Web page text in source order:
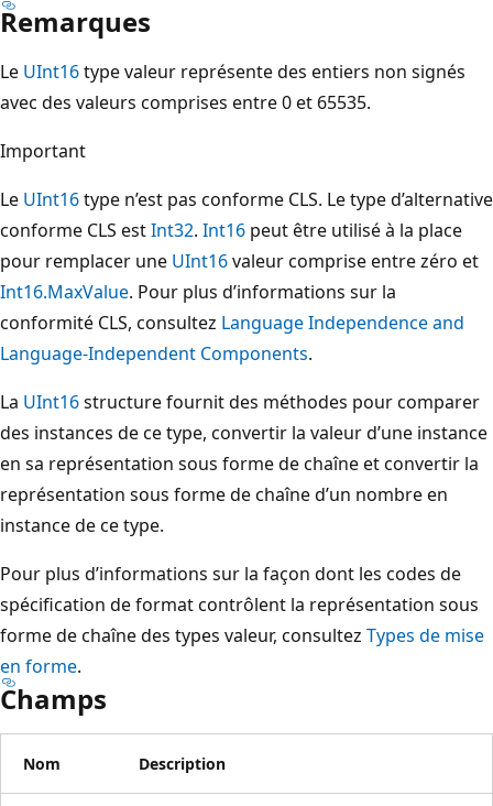
Remarques
Le UInt16type valeur représente des entiers non signés
avec des valeurs comprises entre 0 et 65535.
Important
Le UInt16type n’est pas conforme CLS. Le type d’alternative
conforme CLS estInt32. Int16 peut être utilisé à la place
pour remplacer une UInt16valeur comprise entre zéro et
Int16.MaxValue. Pour plus d’informations sur la
conformité CLS, consultez Language Independence and
Language-Independent Components.
La UInt16structure fournit des méthodes pour comparer
des instances de ce type, convertir la valeur d’une instance
en sa représentation sous forme de chaîne et convertir la
représentation sous forme de chaîne d’un nombre en
instance de ce type.
Pour plus d’informations sur la façon dont les codes de
spécification de format contrôlent la représentation sous
forme de chaîne des types valeur, consultez Types de mise
en forme.
Champs
Nom Description